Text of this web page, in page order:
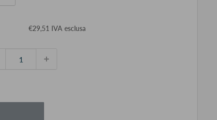
€29,51 IVA esclusa